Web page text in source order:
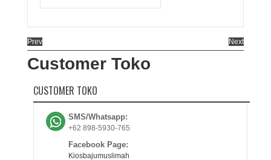
Prev Next
Customer Toko
CUSTOMER TOKO
SMS/Whatsapp:
+62 898-5930-765
Facebook Page:
Kiosbajumuslimah